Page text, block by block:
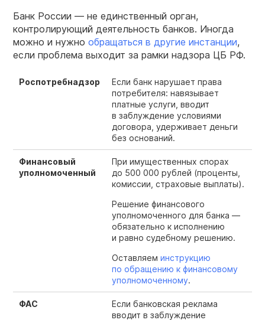
Банк России — не единственный орган,
контролирующий деятельность банков. Иногда
можно и нужно обращаться в другие инстанции,
если проблема выходит за рамки надзора ЦБ РФ.
Роспотребнадзор
Если банк нарушает права
потребителя: навязывает
платные услуги, вводит
в заблуждение условиями
договора, удерживает деньги
без оснований.
Финансовый
уполномоченный
При имущественных спорах
до 500 000 рублей (проценты,
комиссии, страховые выплаты).
Решение финансового
уполномоченного для банка —
обязательно к исполнению
и равно судебному решению.
Оставляем инструкцию
по обращению к финансовому
уполномоченному.
ФАС
Если банковская реклама
вводит в заблуждение